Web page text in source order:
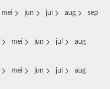
mei jun jul aug
sep
mei jun jul
aug
mei jun jul
aug